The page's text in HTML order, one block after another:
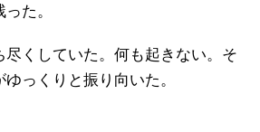
た。
尽くしていた。何も起きない。そ
っくりと振り向いた。